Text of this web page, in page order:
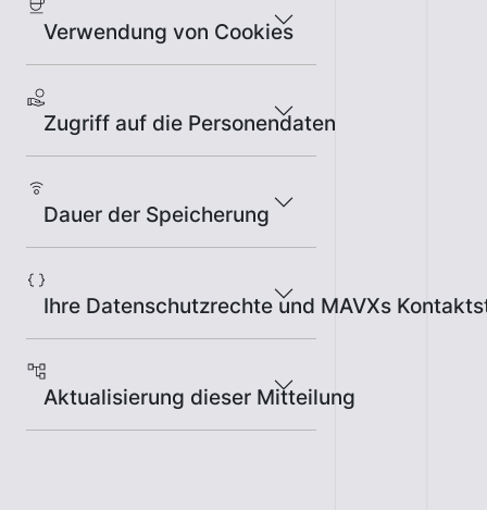
Verwendung von Cookies
Zugriff auf die Personendaten
Dauer der Speicherung
Ihre Datenschutzrechte und MAVXs
Aktualisierung dieser Mitteilung